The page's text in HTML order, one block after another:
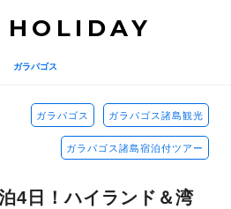
HOLIDAY
ガラパゴス
ガラパゴス ガラパゴス諸島観光
ガラパゴス諸島宿泊付ツアー
4日！ハイランド＆湾